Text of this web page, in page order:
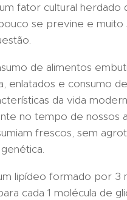
fator cultural herdado
se previne e muito
de alimentos
enlatados e consumo
da vida
no tempo de nossos
frescos, sem
lipídeo formado por 3
cada 1 molécula de